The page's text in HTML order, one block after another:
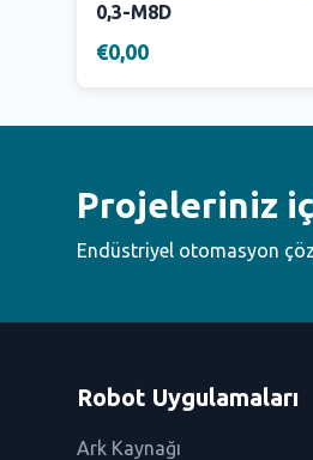
0,3-M8D
€0,00
Projeleriniz
Endüstriyel otomasyon
Robot Uygulamaları
Ark Kaynağı